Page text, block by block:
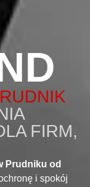
FIRM,
Prudniku od
i spokój